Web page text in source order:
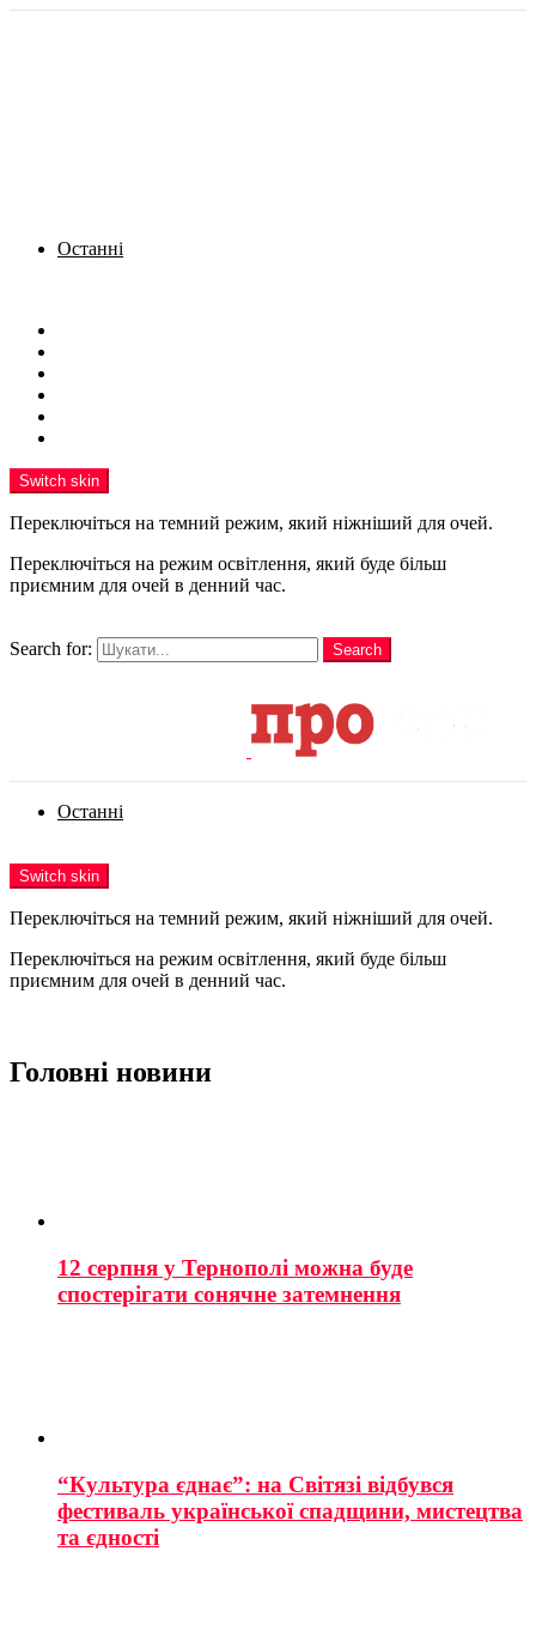
Останні
Switch skin
Переключіться на темний режим, який ніжніший для очей.
Переключіться на режим освітлення, який буде більш
приємним для очей в денний час.
Search for:
Search
Останні
Switch skin
Переключіться на темний режим, який ніжніший для очей.
Переключіться на режим освітлення, який буде більш
приємним для очей в денний час.
Головні новини
12 серпня у Тернополі можна буде
спостерігати сонячне затемнення
“Культура єднає”: на Світязі відбувся
фестиваль української спадщини, мистецтва
та єдності